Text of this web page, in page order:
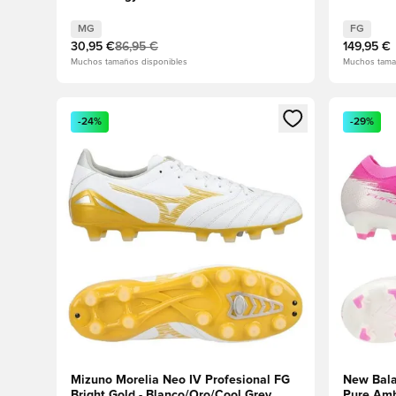
MG
30,95 €86,95 €
Muchos tamaños disponibles
FG
149,95 €
Muchos
Abre un modal para iniciar sesión o registrarse como
-24%
Mizuno Morelia Neo IV Profesional FG
Abre un
-29%
New